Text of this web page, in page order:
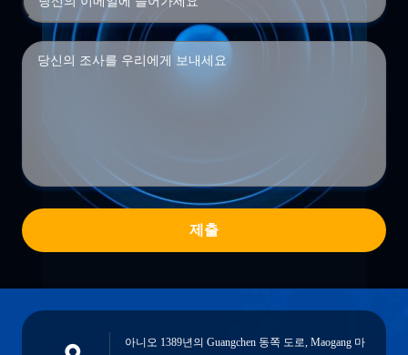
제출
아니오 1389년의 Guangchen 동쪽 도로, Maogang 마